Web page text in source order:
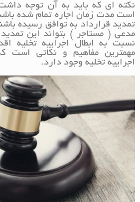
نکته ای که باید به آن توجه
است مدت زمان اجاره تمام شده
تمدید قرارداد به توافق رسیده
مدعی ( مستاجر ) بتواند این تمدید
نسبت به ابطال اجراییه تخلیه
مهمترین مفاهیم و نکاتی است
اجراییه تخلیه وجود دارد.